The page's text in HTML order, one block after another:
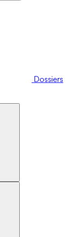
Dossiers